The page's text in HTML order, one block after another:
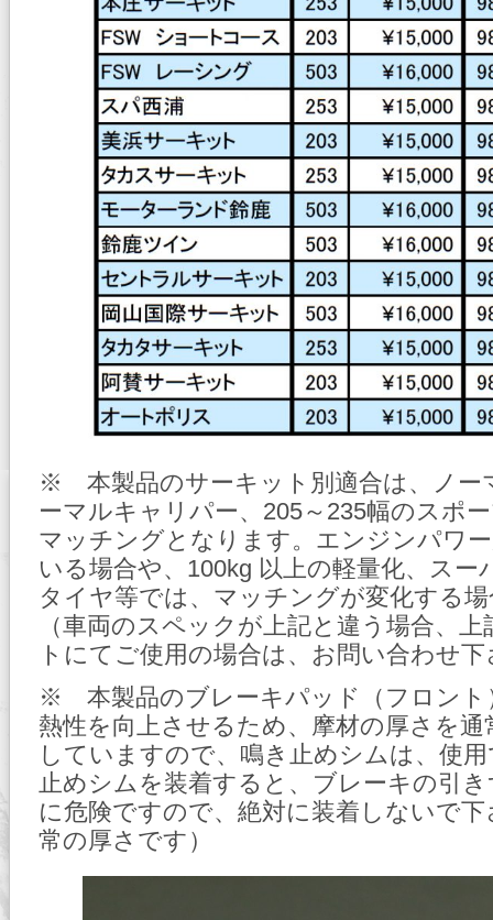
※ 本製品のサーキット別適合は、ノー
ーマルキャリパー、205～235幅のスポ
マッチングとなります。エンジンパワ
いる場合や、100kg 以上の軽量化、スー
タイヤ等では、マッチングが変化する
（車両のスペックが上記と違う場合、
トにてご使用の場合は、お問い合わせ下
※ 本製品のブレーキパッド（フロント
熱性を向上させるため、摩材の厚さを通
していますので、鳴き止めシムは、使
止めシムを装着すると、ブレーキの引
に危険ですので、絶対に装着しないで
常の厚さです）